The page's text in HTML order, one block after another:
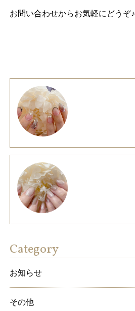
お問い合わせからお気軽にどうぞ♪
Category
お知らせ
その他